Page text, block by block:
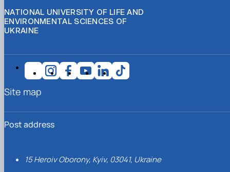
NATIONAL UNIVERSITY OF LIFE AND
ENVIRONMENTAL SCIENCES OF
UKRAINE
Post address
15 Heroiv Oborony, Kyiv, 03041, Ukraine
Site map